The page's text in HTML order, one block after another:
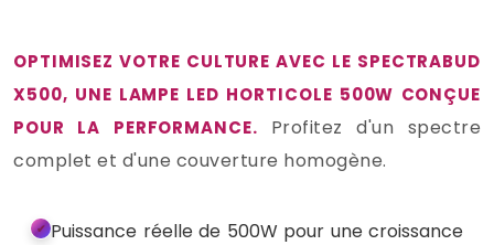
OPTIMISEZ VOTRE CULTURE AVEC LE SPECTRABUD
X500, UNE LAMPE LED HORTICOLE 500W CONÇUE
POUR LA PERFORMANCE. Profitez d'un spectre
complet et d'une couverture homogène.
Puissance réelle de 500W pour une croissance